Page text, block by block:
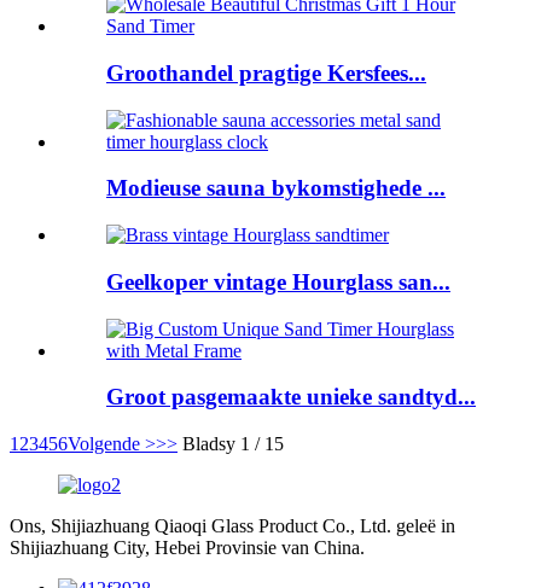
Groothandel pragtige Kersfees...
Modieuse sauna bykomstighede ...
Geelkoper vintage Hourglass san...
Groot pasgemaakte unieke sandtyd...
1 23456Volgende >>> Bladsy 1 / 15
Ons, Shijiazhuang Qiaoqi Glass Product Co., Ltd. geleë in
Shijiazhuang City, Hebei Provinsie van China.